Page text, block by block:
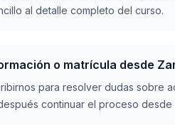
al detalle completo del curso.
o matrícula desde
para resolver dudas sobre
continuar el proceso